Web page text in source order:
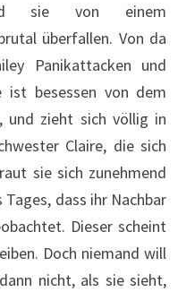
sie von einem
überfallen. Von da
Panikattacken und
ist besessen von dem
und zieht sich völlig in
Claire, die sich
sie sich zunehmend
dass ihr Nachbar
Dieser scheint
Doch niemand will
nicht, als sie sieht,